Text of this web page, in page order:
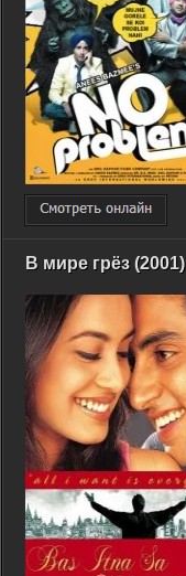
В мире грёз (2001)